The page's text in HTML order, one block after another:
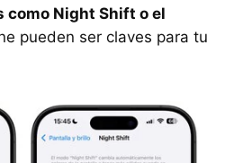
Night Shift o el
pueden ser claves para tu